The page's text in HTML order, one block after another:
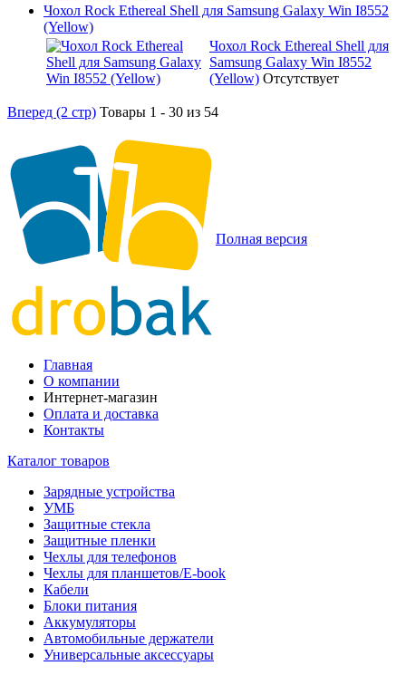
Чохол Rock Ethereal Shell для Samsung Galaxy Win I8552
(Yellow)
Чохол Rock Ethereal Shell для
Samsung Galaxy Win I8552
(Yellow) Отсутствует
Вперед (2 стр) Товары 1 - 30 из 54
Полная версия
Главная
О компании
Интернет-магазин
Оплата и доставка
Контакты
Каталог товаров
Зарядные устройства
УМБ
Защитные стекла
Защитные пленки
Чехлы для телефонов
Чехлы для планшетов/E-book
Кабели
Блоки питания
Аккумуляторы
Автомобильные держатели
Универсальные аксессуары